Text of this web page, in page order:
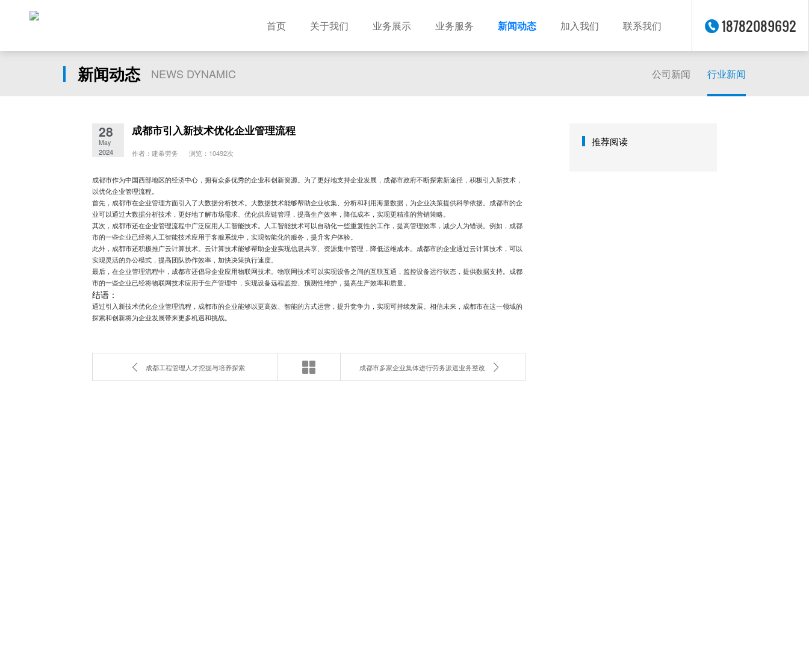
首页 关于我们 业务展示 业务服务 新闻动态 加入我们 联系我们 18782089692
新闻动态 NEWS DYNAMIC 公司新闻 行业新闻
28
May
2024
成都市引入新技术优化企业管理流程
作者：建希劳务 浏览：10492次
成都市作为中国西部地区的经济中心，拥有众多优秀的企业和创新资源。为了更好地支持企业发展，成都市政府不断探索新途径，积极引入新技术，
以优化企业管理流程。
首先，成都市在企业管理方面引入了大数据分析技术。大数据技术能够帮助企业收集、分析和利用海量数据，为企业决策提供科学依据。成都市的企
业可以通过大数据分析技术，更好地了解市场需求、优化供应链管理，提高生产效率，降低成本，实现更精准的营销策略。
其次，成都市还在企业管理流程中广泛应用人工智能技术。人工智能技术可以自动化一些重复性的工作，提高管理效率，减少人为错误。例如，成都
市的一些企业已经将人工智能技术应用于客服系统中，实现智能化的服务，提升客户体验。
此外，成都市还积极推广云计算技术。云计算技术能够帮助企业实现信息共享、资源集中管理，降低运维成本。成都市的企业通过云计算技术，可以
实现灵活的办公模式，提高团队协作效率，加快决策执行速度。
最后，在企业管理流程中，成都市还倡导企业应用物联网技术。物联网技术可以实现设备之间的互联互通，监控设备运行状态，提供数据支持。成都
市的一些企业已经将物联网技术应用于生产管理中，实现设备远程监控、预测性维护，提高生产效率和质量。
结语：
通过引入新技术优化企业管理流程，成都市的企业能够以更高效、智能的方式运营，提升竞争力，实现可持续发展。相信未来，成都市在这一领域的
探索和创新将为企业发展带来更多机遇和挑战。
成都工程管理人才挖掘与培养探索 成都市多家企业集体进行劳务派遣业务整改
推荐阅读